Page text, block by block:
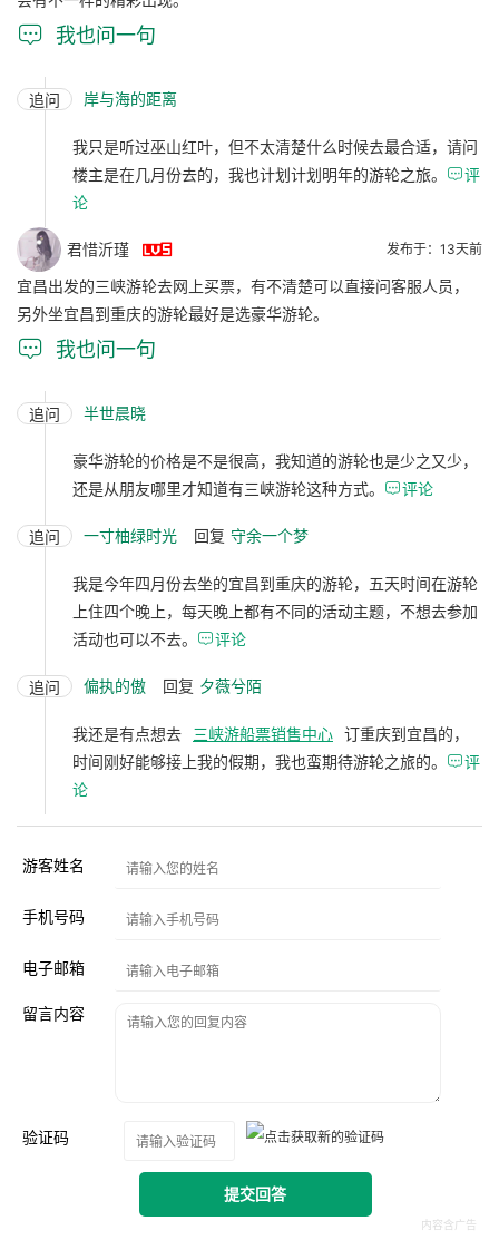
 我也问一句
追问 岸与海的距离
我只是听过巫山红叶，但不太清楚什么时候去最合适，请问
楼主是在几月份去的，我也计划计划明年的游轮之旅。 评
论
君惜沂瑾  发布于：13天前
宜昌出发的三峡游轮去网上买票，有不清楚可以直接问客服人员，
另外坐宜昌到重庆的游轮最好是选豪华游轮。
 我也问一句
追问 半世晨晓
豪华游轮的价格是不是很高，我知道的游轮也是少之又少，
还是从朋友哪里才知道有三峡游轮这种方式。 评论
追问 一寸柚绿时光 回复 守余一个梦
我是今年四月份去坐的宜昌到重庆的游轮，五天时间在游轮
上住四个晚上，每天晚上都有不同的活动主题，不想去参加
活动也可以不去。 评论
追问 偏执的傲 回复 夕薇兮陌
我还是有点想去 三峡游船票销售中心 订重庆到宜昌的，
时间刚好能够接上我的假期，我也蛮期待游轮之旅的。 评
论
游客姓名
手机号码
电子邮箱
留言内容
验证码
提交回答